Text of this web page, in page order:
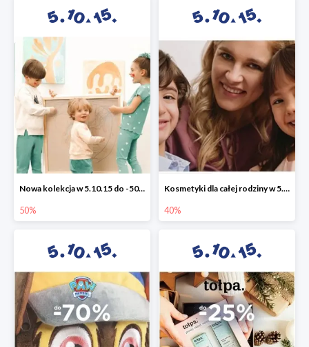
Nowa kolekcja w 5.10.15 do -50%
50%
Kosmetyki dla całej rodziny w 5.10.15 do -40%
40%